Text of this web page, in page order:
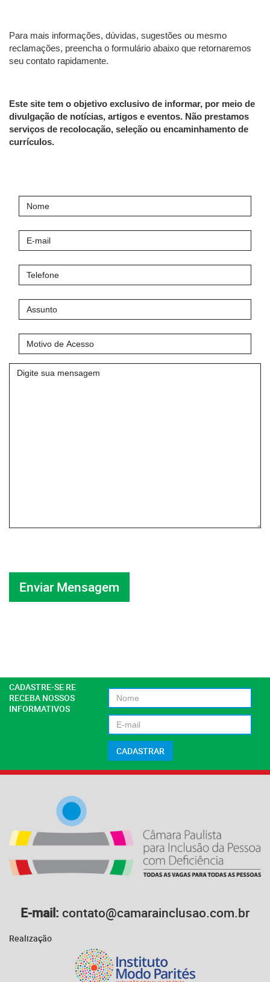
Para mais informações, dúvidas, sugestões ou mesmo
reclamações, preencha o formulário abaixo que retornaremos
seu contato rapidamente.
Este site tem o objetivo exclusivo de informar, por meio de
divulgação de notícias, artigos e eventos. Não prestamos
serviços de recolocação, seleção ou encaminhamento de
currículos.
mail
de
Acesso
Mensagem
CADASTRE-SE RE
RECEBA NOSSOS
INFORMATIVOS
E-mail: contato@camarainclusao.com.br
Realização